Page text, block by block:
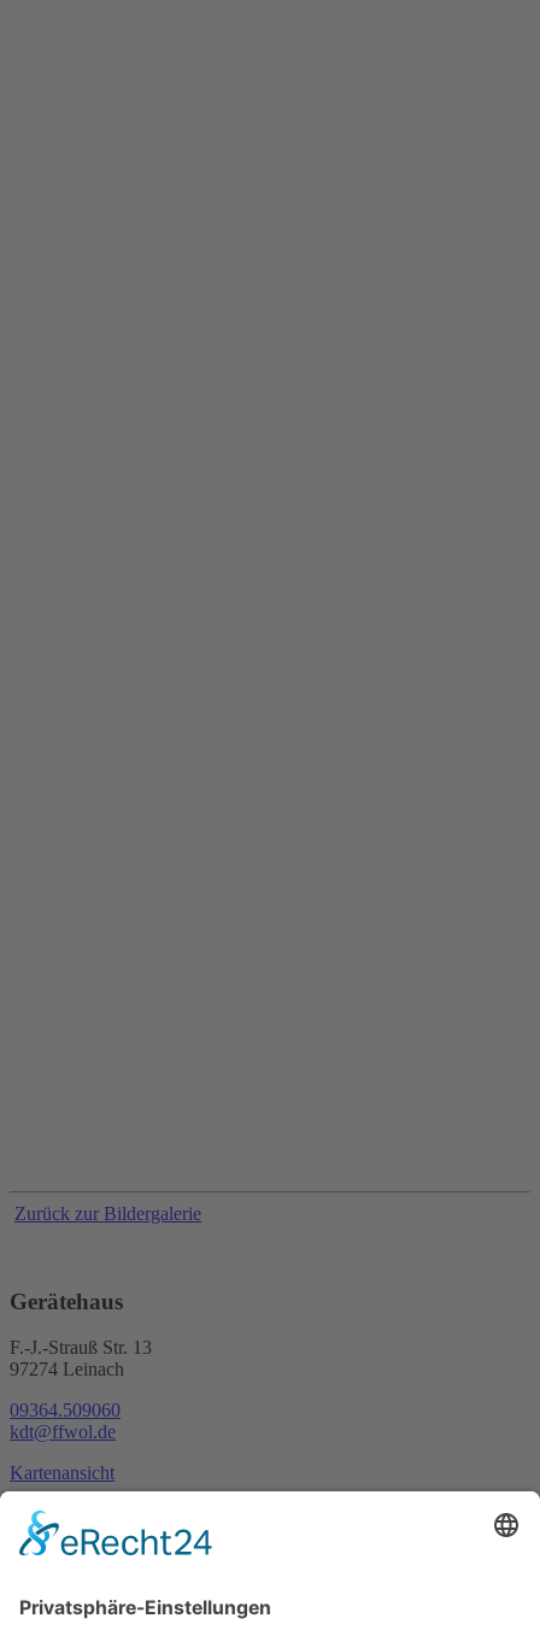
Zurück zur Bildergalerie
Gerätehaus
F.-J.-Strauß Str. 13
97274 Leinach
09364.509060
kdt@ffwol.de
Kartenansicht
Im Notfall
Kontakt